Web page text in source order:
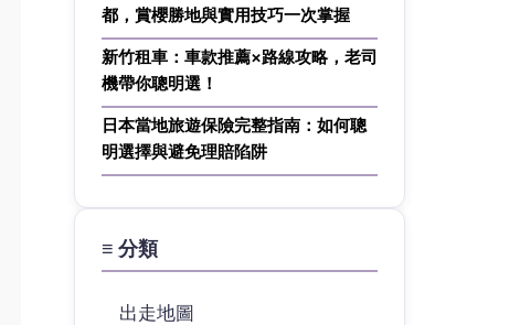
都，賞櫻勝地與實用技巧一次掌握
新竹租車：車款推薦×路線攻略，老司
機帶你聰明選！
日本當地旅遊保險完整指南：如何聰
明選擇與避免理賠陷阱
≡ 分類
出走地圖